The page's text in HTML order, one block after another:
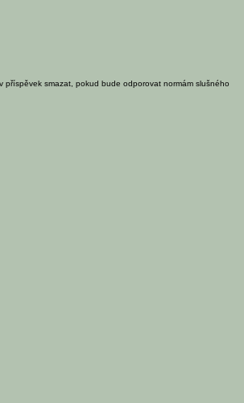
smazat, pokud bude odporovat normám slušného